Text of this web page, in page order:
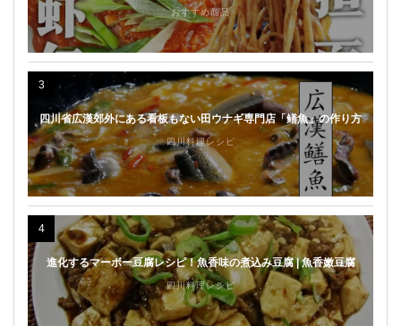
おすすめ商品
3
四川省広漢郊外にある看板もない田ウナギ専門店「鳝魚」の作り方
四川料理レシピ
4
進化するマーボー豆腐レシピ！魚香味の煮込み豆腐 | 魚香嫩豆腐
四川料理レシピ